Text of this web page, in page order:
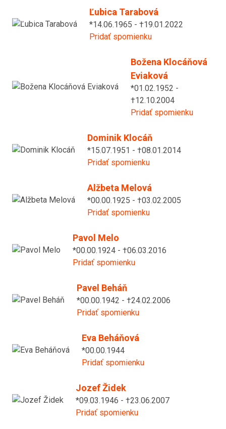
Ľubica Tarabová
*14.06.1965 - †19.01.2022
Pridať spomienku
Božena Klocáňová
Eviaková
*01.02.1952 -
†12.10.2004
Pridať spomienku
Dominik Klocáň
*15.07.1951 - †08.01.2014
Pridať spomienku
Alžbeta Melová
*00.00.1925 - †03.02.2005
Pridať spomienku
Pavol Melo
*00.00.1924 - †06.03.2016
Pridať spomienku
Pavel Beháň
*00.00.1942 - †24.02.2006
Pridať spomienku
Eva Beháňová
*00.00.1944
Pridať spomienku
Jozef Židek
*09.03.1946 - †23.06.2007
Pridať spomienku